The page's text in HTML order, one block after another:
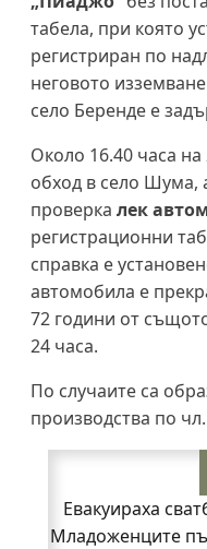
табела, при която
регистриран по
неговото
село Беренде е
Около 16.40 часа
обход в село Шума,
проверка лек
регистрационни
справка е
автомобила е
72 години от
24 часа.
По случаите са
производства по
Евакуираха
Младоженците